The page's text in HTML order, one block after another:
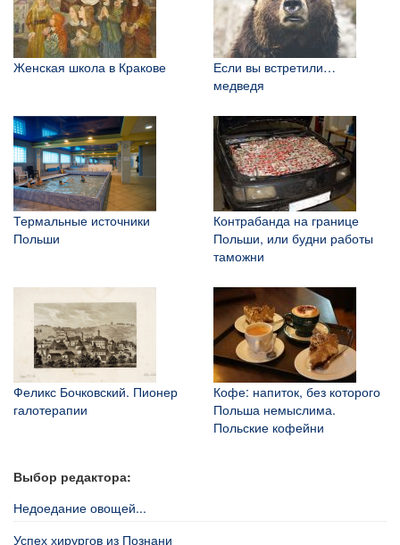
Женская школа в Кракове
Если вы встретили…
медведя
Термальные источники
Польши
Контрабанда на границе
Польши, или будни работы
таможни
Феликс Бочковский. Пионер
галотерапии
Кофе: напиток, без которого
Польша немыслима.
Польские кофейни
Выбор редактора:
Недоедание овощей...
Успех хирургов из Познани